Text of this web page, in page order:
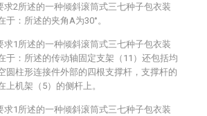
求2所述的一种倾斜滚筒式三七种子包衣装
于：所述的夹角A为30°。
求1所述的一种倾斜滚筒式三七种子包衣装
于：所述的传动轴固定支架（11）还包括均
圆柱形连接件外部的四根支撑杆，支撑杆的
上机架（5）的侧杆上。
求1所述的一种倾斜滚筒式三七种子包衣装